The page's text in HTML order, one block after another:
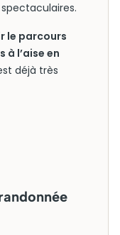
le parcours
l’aise en
déjà très